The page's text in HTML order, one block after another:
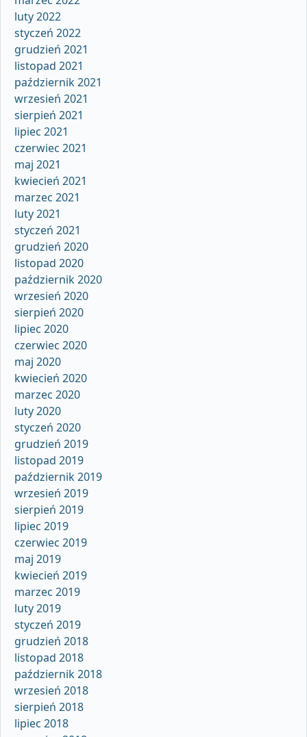
luty 2022
styczeń 2022
grudzień 2021
listopad 2021
październik 2021
wrzesień 2021
sierpień 2021
lipiec 2021
czerwiec 2021
maj 2021
kwiecień 2021
marzec 2021
luty 2021
styczeń 2021
grudzień 2020
listopad 2020
październik 2020
wrzesień 2020
sierpień 2020
lipiec 2020
czerwiec 2020
maj 2020
kwiecień 2020
marzec 2020
luty 2020
styczeń 2020
grudzień 2019
listopad 2019
październik 2019
wrzesień 2019
sierpień 2019
lipiec 2019
czerwiec 2019
maj 2019
kwiecień 2019
marzec 2019
luty 2019
styczeń 2019
grudzień 2018
listopad 2018
październik 2018
wrzesień 2018
sierpień 2018
lipiec 2018